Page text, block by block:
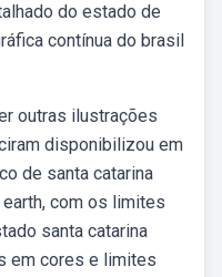
do estado de
contínua do brasil
outras ilustrações
disponibilizou em
de santa catarina
com os limites
santa catarina
em cores e limites